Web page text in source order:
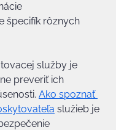
špecifík rôznych
služby je
preveriť ich
Ako spoznať
služieb je